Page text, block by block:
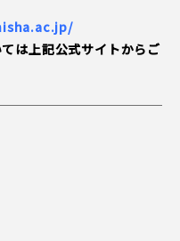
は上記公式サイトからご